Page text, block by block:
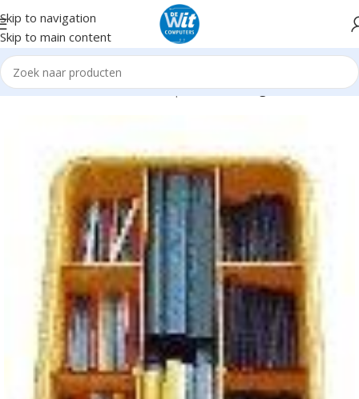
Skip to navigation
Skip to main content
Home Hardware Gereedschap Kabelmontage